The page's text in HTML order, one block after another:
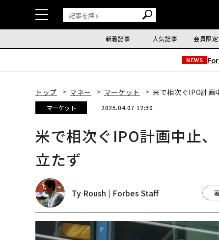
新着記事 人気記事 会員限
NEWS
トップ マネー マーケット 米で相次ぐIPO計画
マーケット 2025.04.07 12:30
米で相次ぐIPO計画中止
立たず
Ty Roush | Forbes Staff